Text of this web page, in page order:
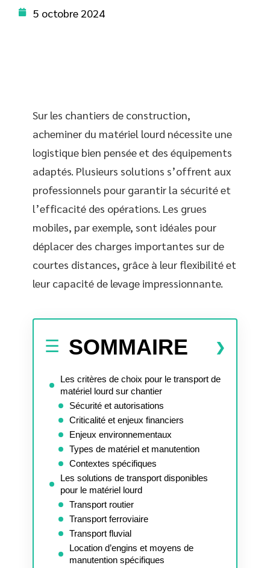
5 octobre 2024
Sur les chantiers de construction,
acheminer du matériel lourd nécessite une
logistique bien pensée et des équipements
adaptés. Plusieurs solutions s’offrent aux
professionnels pour garantir la sécurité et
l’efficacité des opérations. Les grues
mobiles, par exemple, sont idéales pour
déplacer des charges importantes sur de
courtes distances, grâce à leur flexibilité et
leur capacité de levage impressionnante.
SOMMAIRE
Les critères de choix pour le transport de
matériel lourd sur chantier
Sécurité et autorisations
Criticalité et enjeux financiers
Enjeux environnementaux
Types de matériel et manutention
Contextes spécifiques
Les solutions de transport disponibles
pour le matériel lourd
Transport routier
Transport ferroviaire
Transport fluvial
Location d’engins et moyens de
manutention spécifiques